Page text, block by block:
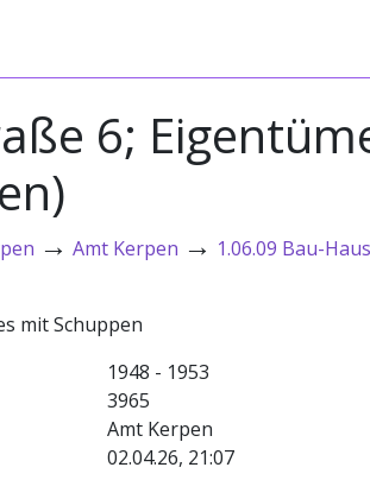
6;
→ Amt Kerpen → 1.06.09 Bau-
mit Schuppen
1948 - 1953
3965
Amt Kerpen
02.04.26, 21:07